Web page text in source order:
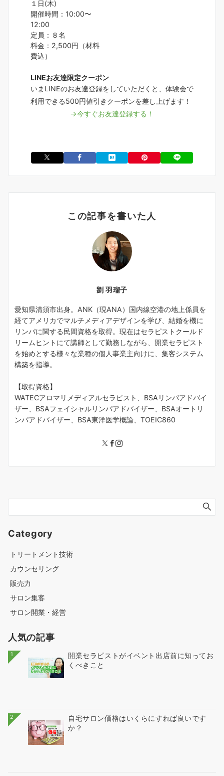
１日(木)
開催時間：10:00〜
12:00
定員：８名
料金：2,500円（材料
費込）
LINEお友達限定クーポン
いまLINEのお友達登録をしていただくと、体験会で
利用できる500円値引きクーポンを差し上げます！
→今すぐお友達登録する！
この記事を書いた人
劉 羽瑠子
愛知県清須市出身。ANK（現ANA）国内線空港の地上係員を
経てアメリカでマルチメディアデザインを学び、結婚を機に
リンパに関する民間資格を取得。現在はセラピストクールド
リームヒントにて講師として勤務しながら、開業セラピスト
を始めとする様々な業種の個人事業主向けに、集客システム
構築を指導。
【取得資格】
WATECアロマリメディアルセラピスト、BSAリンパアドバイ
ザー、BSAフェイシャルリンパアドバイザー、BSAオートリ
ンパアドバイザー、BSA東洋医学概論、TOEIC860
Category
トリートメント技術
カウンセリング
販売力
サロン集客
サロン開業・経営
人気の記事
1
開業セラピストがイベント出店前に知ってお
くべきこと
2
自宅サロン価格はいくらにすれば良いです
か？